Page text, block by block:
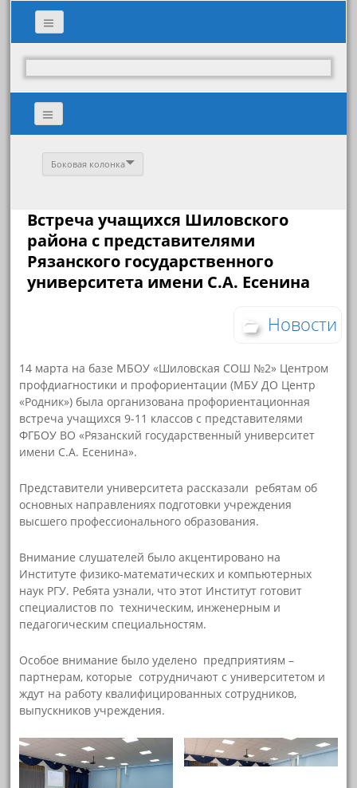
Боковая колонка
Встреча учащихся Шиловского
района с представителями
Рязанского государственного
университета имени С.А. Есенина
Новости
14 марта на базе МБОУ «Шиловская СОШ №2» Центром
профдиагностики и профориентации (МБУ ДО Центр
«Родник») была организована профориентационная
встреча учащихся 9-11 классов с представителями
ФГБОУ ВО «Рязанский государственный университет
имени С.А. Есенина».
Представители университета рассказали ребятам об
основных направлениях подготовки учреждения
высшего профессионального образования.
Внимание слушателей было акцентировано на
Институте физико-математических и компьютерных
наук РГУ. Ребята узнали, что этот Институт готовит
специалистов по техническим, инженерным и
педагогическим специальностям.
Особое внимание было уделено предприятиям –
партнерам, которые сотрудничают с университетом и
ждут на работу квалифицированных сотрудников,
выпускников учреждения.